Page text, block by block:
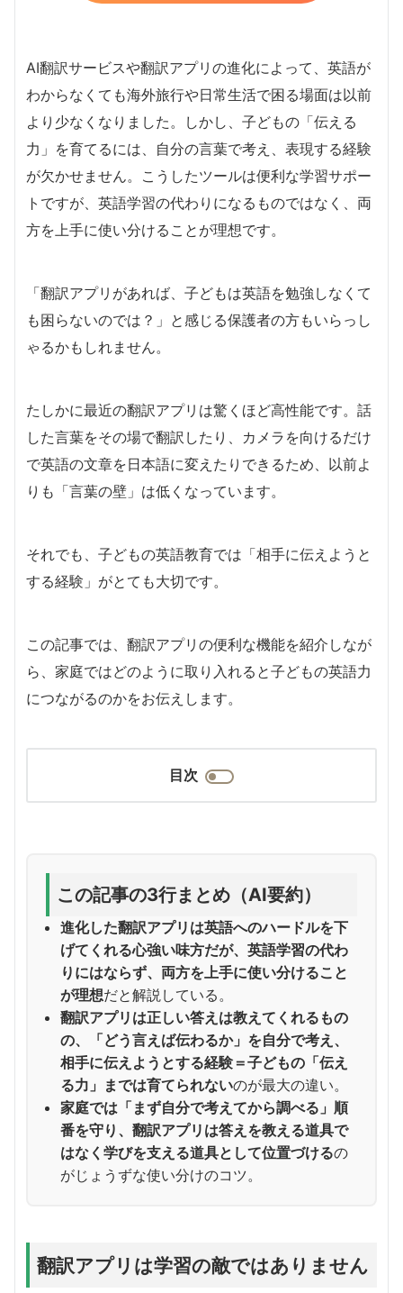
AI翻訳サービスや翻訳アプリの進化によって、英語が
わからなくても海外旅行や日常生活で困る場面は以前
より少なくなりました。しかし、子どもの「伝える
力」を育てるには、自分の言葉で考え、表現する経験
が欠かせません。こうしたツールは便利な学習サポー
トですが、英語学習の代わりになるものではなく、両
方を上手に使い分けることが理想です。
「翻訳アプリがあれば、子どもは英語を勉強しなくて
も困らないのでは？」と感じる保護者の方もいらっし
ゃるかもしれません。
たしかに最近の翻訳アプリは驚くほど高性能です。話
した言葉をその場で翻訳したり、カメラを向けるだけ
で英語の文章を日本語に変えたりできるため、以前よ
りも「言葉の壁」は低くなっています。
それでも、子どもの英語教育では「相手に伝えようと
する経験」がとても大切です。
この記事では、翻訳アプリの便利な機能を紹介しなが
ら、家庭ではどのように取り入れると子どもの英語力
につながるのかをお伝えします。
目次
この記事の3行まとめ（AI要約）
進化した翻訳アプリは英語へのハードルを下
げてくれる心強い味方だが、英語学習の代わ
りにはならず、両方を上手に使い分けること
が理想だと解説している。
翻訳アプリは正しい答えは教えてくれるもの
の、「どう言えば伝わるか」を自分で考え、
相手に伝えようとする経験＝子どもの「伝え
る力」までは育てられないのが最大の違い。
家庭では「まず自分で考えてから調べる」順
番を守り、翻訳アプリは答えを教える道具で
はなく学びを支える道具として位置づけるの
がじょうずな使い分けのコツ。
翻訳アプリは学習の敵ではありません